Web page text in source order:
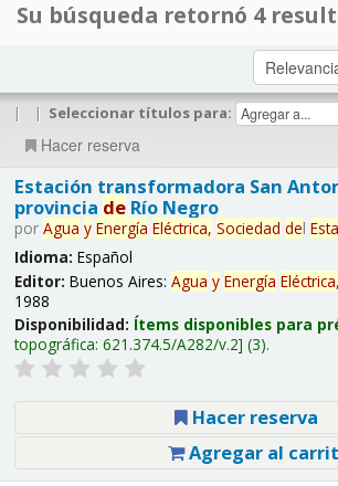
Su búsqueda retornó 4
| | Seleccionar títulos para:
Hacer reserva
Estación transformadora San
provincia deRío Negro
por Agua y Energía Eléctrica, Sociedad del
Idioma: Español
Editor: Buenos Aires: Agua y Energía Eléctrica,
1988
Disponibilidad: Ítems disponibles para
topográfica: 621.374.5/A282/v.2 (3).
Hacer reserva
Agregar al